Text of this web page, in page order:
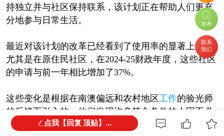
发布
联系
我们
持独立并与社区保持联系，该计划正在帮助人们更充
分地参与日常生活。
最近对该计划的改革已经看到了使用率的显著上升，
尤其是在原住民社区，在2024-25财政年度，这些社区
的申请与前一年相比增加了37%。
这些变化是根据在南澳偏远和农村地区工作的验光师
的反馈而引入的，他们发现许多符合条件的人因不必
要的行政障碍而难以获得支持。
点我【回复 顶贴】...